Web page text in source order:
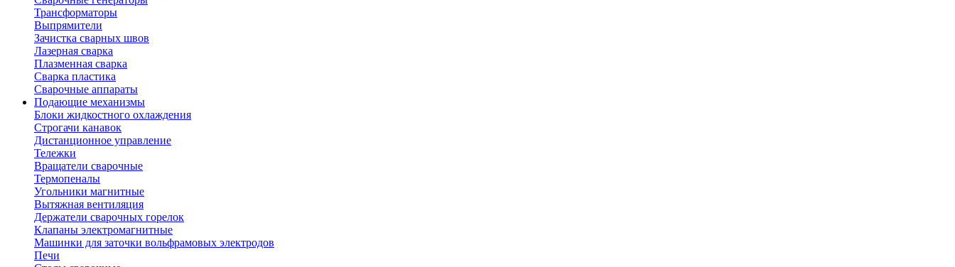
Трансформаторы
Выпрямители
Зачистка сварных швов
Лазерная сварка
Плазменная сварка
Сварка пластика
Сварочные аппараты
Подающие механизмы
Блоки жидкостного охлаждения
Строгачи канавок
Дистанционное управление
Тележки
Вращатели сварочные
Термопеналы
Угольники магнитные
Вытяжная вентиляция
Держатели сварочных горелок
Клапаны электромагнитные
Машинки для заточки вольфрамовых электродов
Печи